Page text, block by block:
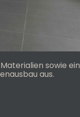
sowie ein
aus.